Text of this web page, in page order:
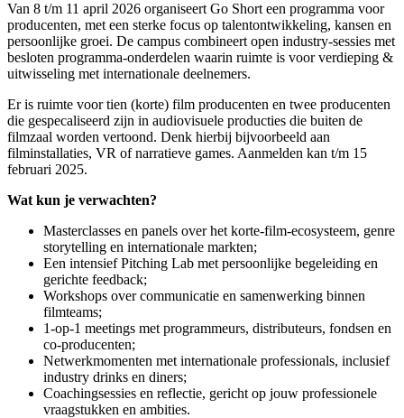
Van 8 t/m 11 april 2026 organiseert Go Short een programma voor
producenten, met een sterke focus op talentontwikkeling, kansen en
persoonlijke groei. De campus combineert open industry-sessies met
besloten programma-onderdelen waarin ruimte is voor verdieping &
uitwisseling met internationale deelnemers.
Er is ruimte voor tien (korte) film producenten en twee producenten
die gespecaliseerd zijn in audiovisuele producties die buiten de
filmzaal worden vertoond. Denk hierbij bijvoorbeeld aan
filminstallaties, VR of narratieve games. Aanmelden kan t/m 15
februari 2025.
Wat kun je verwachten?
Masterclasses en panels over het korte-film-ecosysteem, genre
storytelling en internationale markten;
Een intensief Pitching Lab met persoonlijke begeleiding en
gerichte feedback;
Workshops over communicatie en samenwerking binnen
filmteams;
1-op-1 meetings met programmeurs, distributeurs, fondsen en
co-producenten;
Netwerkmomenten met internationale professionals, inclusief
industry drinks en diners;
Coachingsessies en reflectie, gericht op jouw professionele
vraagstukken en ambities.